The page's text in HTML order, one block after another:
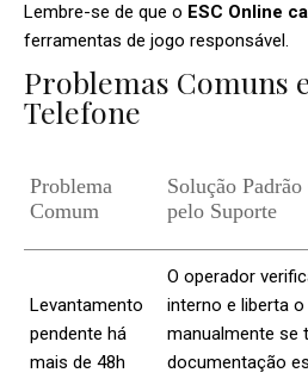
Lembre-se de que o ESC Online
ferramentas de jogo responsável.
Problemas Comuns
Telefone
Problema
Comum
Solução
pelo Suporte
Levantamento
pendente há
mais de 48h
O operador
interno e liberta
manualmente se
documentação